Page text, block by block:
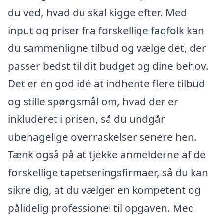
du ved, hvad du skal kigge efter. Med
input og priser fra forskellige fagfolk kan
du sammenligne tilbud og vælge det, der
passer bedst til dit budget og dine behov.
Det er en god idé at indhente flere tilbud
og stille spørgsmål om, hvad der er
inkluderet i prisen, så du undgår
ubehagelige overraskelser senere hen.
Tænk også på at tjekke anmelderne af de
forskellige tapetseringsfirmaer, så du kan
sikre dig, at du vælger en kompetent og
pålidelig professionel til opgaven. Med